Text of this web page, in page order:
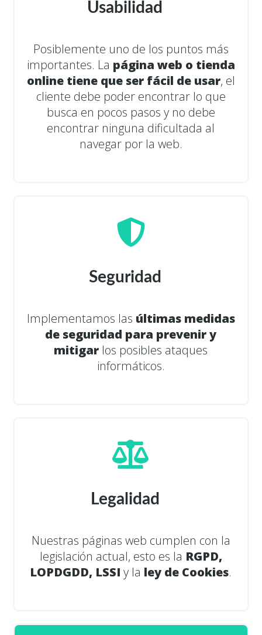
Usabilidad
Posiblemente uno de los puntos más
importantes. La página web o tienda
online tiene que ser fácil de usar, el
cliente debe poder encontrar lo que
busca en pocos pasos y no debe
encontrar ninguna dificultada al
navegar por la web.
Seguridad
Implementamos las últimas medidas
de seguridad para prevenir y
mitigar los posibles ataques
informáticos.
Legalidad
Nuestras páginas web cumplen con la
legislación actual, esto es la RGPD,
LOPDGDD, LSSI y la ley de Cookies.